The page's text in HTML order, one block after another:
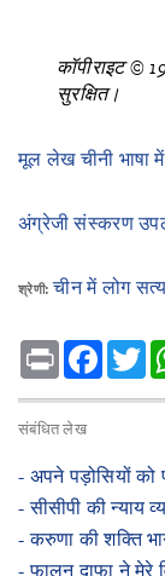
कॉपीराइट ©
सुरक्षित।
मूल लेख चीनी भाषा में
अंग्रेजी संस्करण
श्रेणी:चीन में लोग
Print
संबंधित लेख
- ​अपने पड़ोसियों को
- ​सीसीपी की न्याय
- ​करुणा की शक्ति
- फालुन दाफा ने मेरे